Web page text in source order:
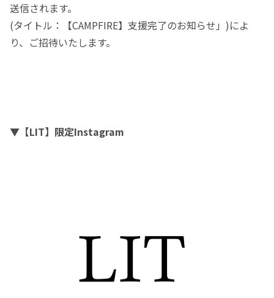
送信されます。
(タイトル：【CAMPFIRE】支援完了のお知らせ」)によ
り、ご招待いたします。
▼【LIT】限定Instagram